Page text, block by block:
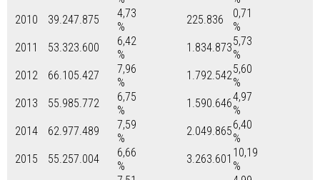
2010
39.247.875
4,73
%
225.836
0,71
%
2011
53.323.600
6,42
%
1.834.8735,73
%
2012
66.105.427
7,96
%
1.792.5425,60
%
2013
55.985.772
6,75
%
1.590.6464,97
%
2014
62.977.489
7,59
%
2.049.8656,40
%
2015
55.257.004
6,66
%
3.263.601 10,19
%